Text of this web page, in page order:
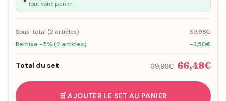
tout votre panier.
Sous-total (2articles)
69,98€
Remise -5% (2 articles)
-3,50€
Total du set 69,98€ 66,48€
🛒 AJOUTER LE SET AU PANIER